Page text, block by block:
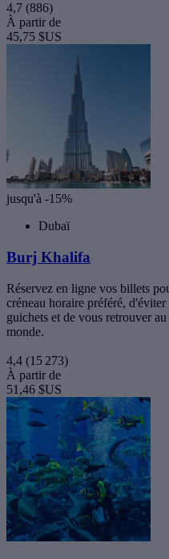
4,7 (886)
À partir de
45,75 $US
jusqu'à -15%
Dubaï
Burj Khalifa
Réservez en ligne vos billets
créneau horaire préféré,
guichets et de vous retrouver
monde.
4,4 (15 273)
À partir de
51,46 $US